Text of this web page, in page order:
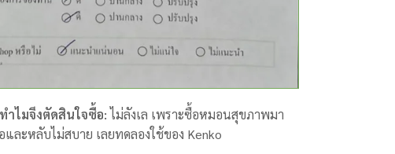
ำไมจึงตัดสินใจซื้อ:ไม่ลังเล เพราะซื้อหมอนสุขภาพมา
ละหลับไม่สบาย เลยทดลองใช้ของ Kenko